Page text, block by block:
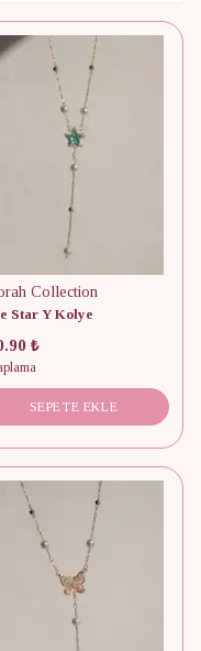
Collection
Star Y Kolye
₺
SEPETE EKLE